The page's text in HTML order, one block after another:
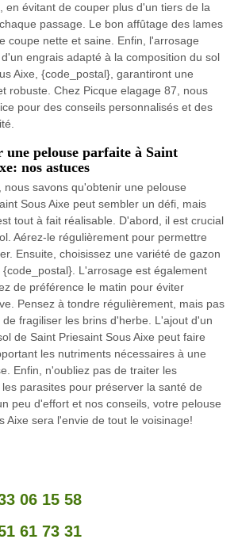
en évitant de couper plus d'un tiers de la
passage. Le bon affûtage des lames
coupe nette et saine. Enfin, l'arrosage
engrais adapté à la composition du sol
Aixe, {code_postal}, garantiront une
robuste. Chez Picque elagage 87, nous
pour des conseils personnalisés et des
pelouse parfaite à Saint
nos astuces
nous savons qu'obtenir une pelouse
Sous Aixe peut sembler un défi, mais
tout à fait réalisable. D'abord, il est crucial
Aérez-le régulièrement pour permettre
Ensuite, choisissez une variété de gazon
L'arrosage est également
de préférence le matin pour éviter
Pensez à tondre régulièrement, mais pas
fragiliser les brins d'herbe. L'ajout d'un
de Saint Priesaint Sous Aixe peut faire
les nutriments nécessaires à une
Enfin, n'oubliez pas de traiter les
parasites pour préserver la santé de
peu d'effort et nos conseils, votre pelouse
Aixe sera l'envie de tout le voisinage!
06 15 58
61 73 31